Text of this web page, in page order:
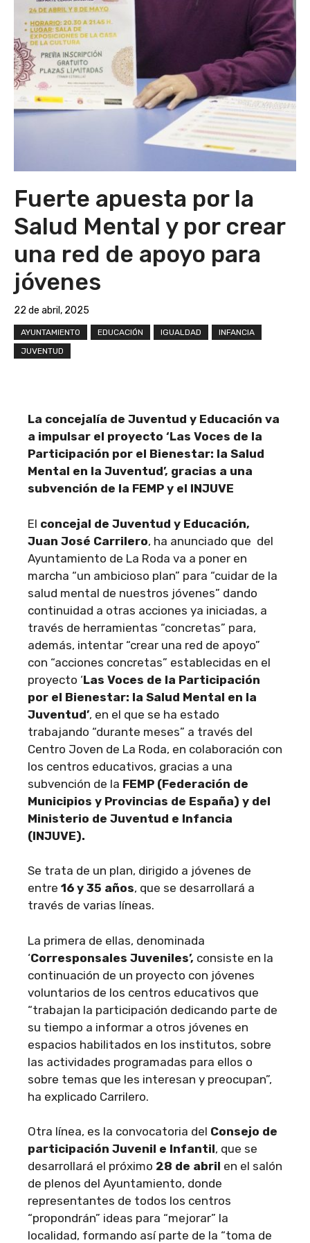
Fuerte apuesta por la
Salud Mental y por crear
una red de apoyo para
jóvenes
22 de abril, 2025
AYUNTAMIENTO EDUCACIÓN IGUALDAD
INFANCIA
JUVENTUD
La concejalía de Juventud y Educación va
a impulsar el proyecto ‘Las Voces de la
Participación por el Bienestar: la Salud
Mental en la Juventud’, gracias a una
subvención de la FEMP y el INJUVE
El concejal de Juventud y Educación,
Juan José Carrilero, ha anunciado que del
Ayuntamiento de La Roda va a poner en
marcha “un ambicioso plan” para “cuidar de la
salud mental de nuestros jóvenes” dando
continuidad a otras acciones ya iniciadas, a
través de herramientas “concretas” para,
además, intentar “crear una red de apoyo”
con “acciones concretas” establecidas en el
proyecto ‘Las Voces de la Participación
por el Bienestar: la Salud Mental en la
Juventud’, en el que se ha estado
trabajando “durante meses” a través del
Centro Joven de La Roda, en colaboración con
los centros educativos, gracias a una
subvención de la FEMP (Federación de
Municipios y Provincias de España) y del
Ministerio de Juventud e Infancia
(INJUVE).
Se trata de un plan, dirigido a jóvenes de
entre 16 y 35 años, que se desarrollará a
través de varias líneas.
La primera de ellas, denominada
‘Corresponsales Juveniles’, consiste en la
continuación de un proyecto con jóvenes
voluntarios de los centros educativos que
“trabajan la participación dedicando parte de
su tiempo a informar a otros jóvenes en
espacios habilitados en los institutos, sobre
las actividades programadas para ellos o
sobre temas que les interesan y preocupan”,
ha explicado Carrilero.
Otra línea, es la convocatoria del Consejo de
participación Juvenil e Infantil, que se
desarrollará el próximo 28 de abril en el salón
de plenos del Ayuntamiento, donde
representantes de todos los centros
“propondrán” ideas para “mejorar” la
localidad, formando así parte de la “toma de